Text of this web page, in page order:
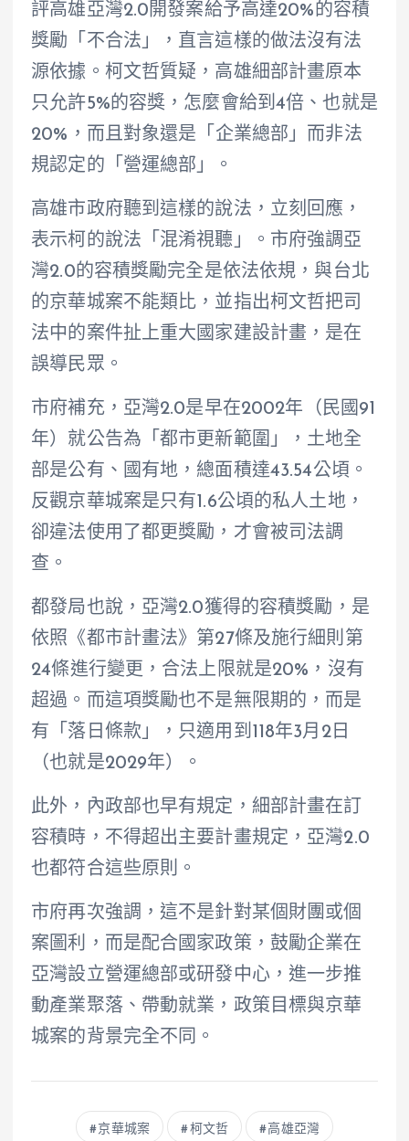
評高雄亞灣2.0開發案給予高達20%的容積
獎勵「不合法」，直言這樣的做法沒有法
源依據。柯文哲質疑，高雄細部計畫原本
只允許5%的容獎，怎麼會給到4倍、也就是
20%，而且對象還是「企業總部」而非法
規認定的「營運總部」。
高雄市政府聽到這樣的說法，立刻回應，
表示柯的說法「混淆視聽」。市府強調亞
灣2.0的容積獎勵完全是依法依規，與台北
的京華城案不能類比，並指出柯文哲把司
法中的案件扯上重大國家建設計畫，是在
誤導民眾。
市府補充，亞灣2.0是早在2002年（民國91
年）就公告為「都市更新範圍」，土地全
部是公有、國有地，總面積達43.54公頃。
反觀京華城案是只有1.6公頃的私人土地，
卻違法使用了都更獎勵，才會被司法調
查。
都發局也說，亞灣2.0獲得的容積獎勵，是
依照《都市計畫法》第27條及施行細則第
24條進行變更，合法上限就是20%，沒有
超過。而這項獎勵也不是無限期的，而是
有「落日條款」，只適用到118年3月2日
（也就是2029年）。
此外，內政部也早有規定，細部計畫在訂
容積時，不得超出主要計畫規定，亞灣2.0
也都符合這些原則。
市府再次強調，這不是針對某個財團或個
案圖利，而是配合國家政策，鼓勵企業在
亞灣設立營運總部或研發中心，進一步推
動產業聚落、帶動就業，政策目標與京華
城案的背景完全不同。
京華城案 柯文哲 高雄亞灣